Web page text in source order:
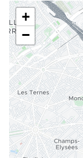
Habitacions
Zona de
Benestar
Spa
Banyera
Sauna
Massatge
+
−